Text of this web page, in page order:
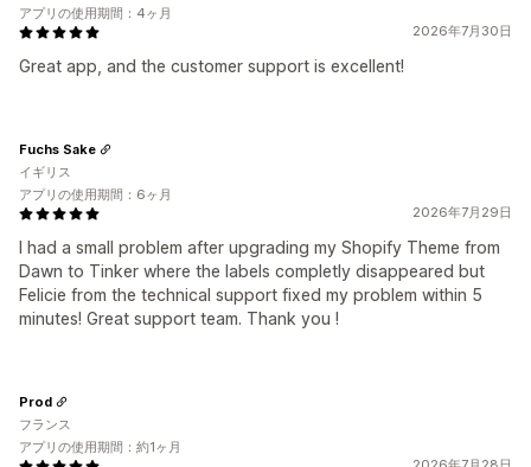
2026年7月30日
Great app, and the customer support is excellent!
アプリの使用期間：4ヶ月
2026年7月29日
I had a small problem after upgrading my Shopify Theme from
Dawn to Tinker where the labels completly disappeared but
Felicie from the technical support fixed my problem within 5
minutes! Great support team. Thank you !
Fuchs Sake
イギリス
アプリの使用期間：6ヶ月
Prod
フランス
アプリの使用期間：約1ヶ月